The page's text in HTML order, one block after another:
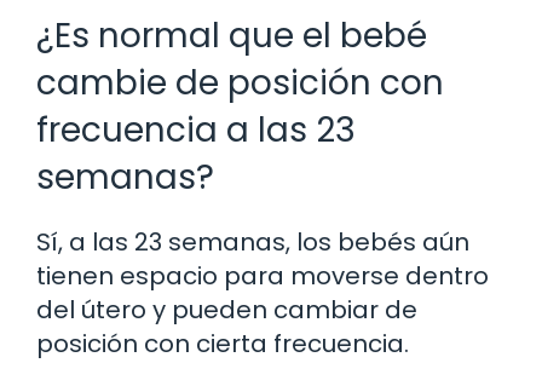
¿Es normal que el bebé
cambie de posición con
frecuencia a las 23
semanas?
Sí, a las 23 semanas, los bebés aún
tienen espacio para moverse dentro
del útero y pueden cambiar de
posición con cierta frecuencia.